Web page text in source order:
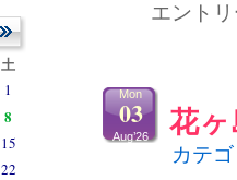
エント
花
Mon
03
Aug’26
カテ
土
1
8
15
22